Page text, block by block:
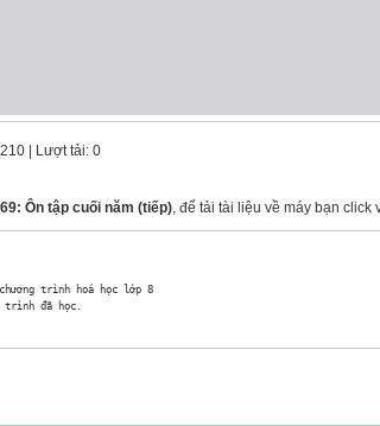
| Lượt tải: 0
Ôn tập cuối năm (tiếp), để tải tài liệu về máy bạn click
trình hoá học lớp 8
trình đã học.
ý thức tự ôn tập